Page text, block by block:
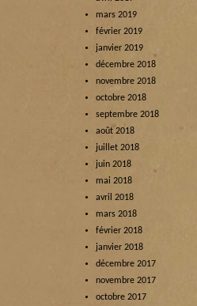
mars 2019
février 2019
janvier 2019
décembre 2018
novembre 2018
octobre 2018
septembre 2018
août 2018
juillet 2018
juin 2018
mai 2018
avril 2018
mars 2018
février 2018
janvier 2018
décembre 2017
novembre 2017
octobre 2017